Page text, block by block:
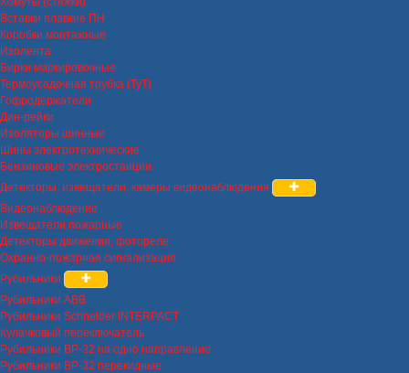
Вставки плавкие ПН
Коробки монтажные
Изолента
Бирки маркировочные
Термоусадочная трубка (ТуТ)
Гофродержатели
Дин-рейки
Изоляторы шинные
Шины электротехнические
Бензиновые электростанции
Детекторы, извещатели, камеры видеонаблюдения
Видеонаблюдение
Извещатели пожарные
Детекторы движения, фотореле
Охранно-пожарная сигнализация
Рубильники
Рубильники ABB
Рубильники Schneider INTERPACT
Кулачковый переключатель
Рубильники ВР-32 на одно направление
Рубильники ВР-32 перекидные